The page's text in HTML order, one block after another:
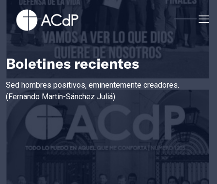
Boletines recientes
Sed hombres positivos, eminentemente creadores.
(Fernando Martín-Sánchez Juliá)